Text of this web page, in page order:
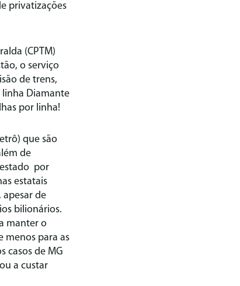
privatizações
(CPTM)
o serviço
de trens,
linha Diamante
por linha!
que são
de
por
estatais
apesar de
bilionários.
manter o
menos para as
casos de MG
a custar